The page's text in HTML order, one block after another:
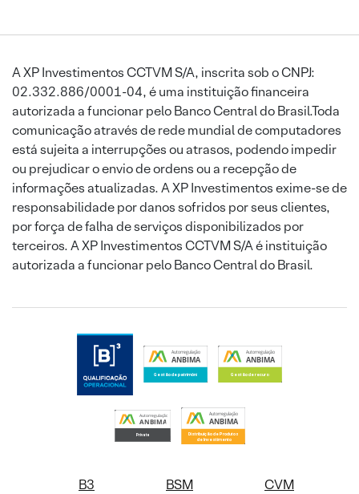
A XP Investimentos CCTVM S/A, inscrita sob o CNPJ:
02.332.886/0001-04, é uma instituição financeira
autorizada a funcionar pelo Banco Central do Brasil.Toda
comunicação através de rede mundial de computadores
está sujeita a interrupções ou atrasos, podendo impedir
ou prejudicar o envio de ordens ou a recepção de
informações atualizadas. A XP Investimentos exime-se de
responsabilidade por danos sofridos por seus clientes,
por força de falha de serviços disponibilizados por
terceiros. A XP Investimentos CCTVM S/A é instituição
autorizada a funcionar pelo Banco Central do Brasil.
B3 BSM CVM